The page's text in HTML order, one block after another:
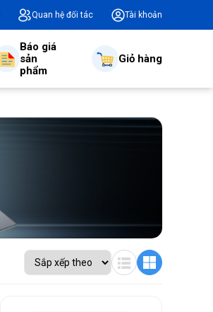
Quan hệ đối tác Tài khoản
Báo giá
sản
phẩm
Giỏ hàng